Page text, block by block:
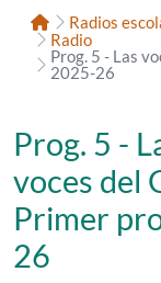
InicioRadios
Radio
Prog. 5 - Las
2025-26
Prog. 5 -
voces del
Primer
26